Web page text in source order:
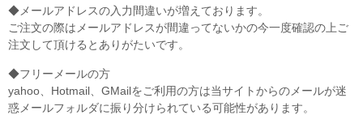
◆メールアドレスの入力間違いが増えております。
ご注文の際はメールアドレスが間違ってないかの今一度確認の上ご
注文して頂けるとありがたいです。
◆フリーメールの方
yahoo、Hotmail、GMailをご利用の方は当サイトからのメールが迷
惑メールフォルダに振り分けられている可能性があります。